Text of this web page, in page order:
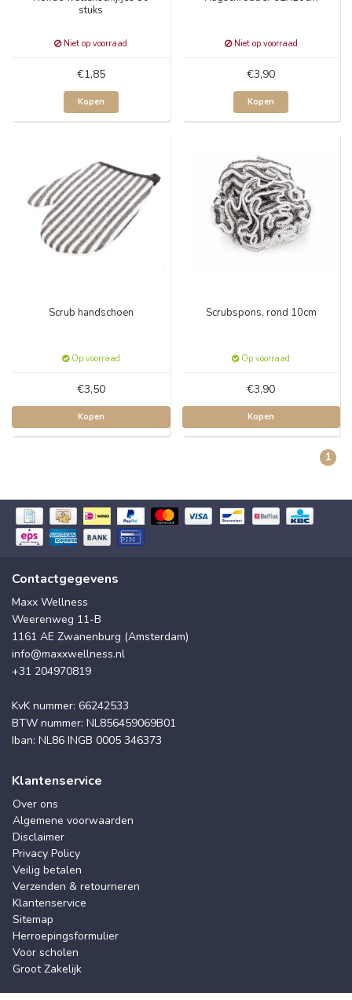
stuks
Niet op voorraad
€1,85
Kopen
Niet op voorraad
€3,90
Kopen
Scrub handschoen
Op voorraad
€3,50
Kopen
Scrubspons, rond 10cm
Op voorraad
€3,90
Kopen
1
Contactgegevens
Maxx Wellness
Weerenweg 11-B
1161 AE Zwanenburg (Amsterdam)
info@maxxwellness.nl
+31 204970819
KvK nummer: 66242533
BTW nummer: NL856459069B01
Iban: NL86 INGB 0005 346373
Klantenservice
Over ons
Algemene voorwaarden
Disclaimer
Privacy Policy
Veilig betalen
Verzenden & retourneren
Klantenservice
Sitemap
Herroepingsformulier
Voor scholen
Groot Zakelijk